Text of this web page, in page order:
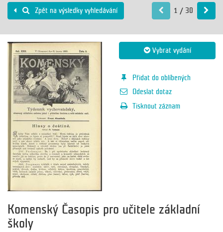
Zpět na výsledky vyhledávání 1 / 30
Vybrat vydání
Přidat do oblíbených
Odeslat dotaz
Tisknout záznam
Komenský Časopis pro učitele základní
školy